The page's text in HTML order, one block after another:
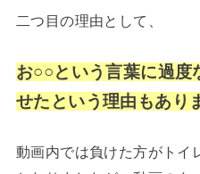
二つ目の理由として、
お○○という言葉に過度
せたという理由もあり
動画内では負けた方がトイ